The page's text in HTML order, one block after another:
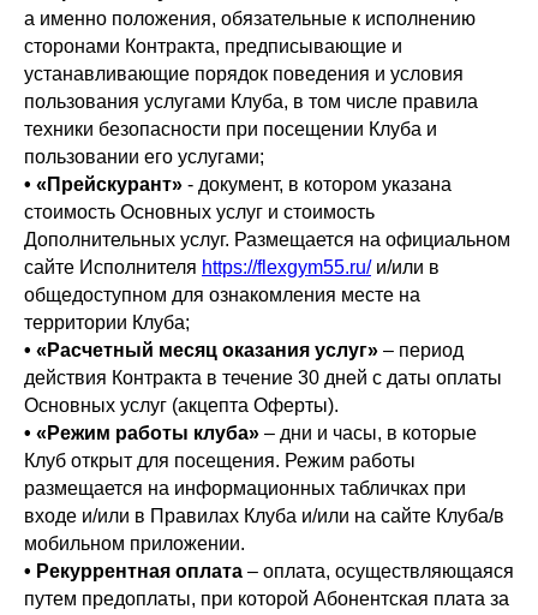
а именно положения, обязательные к исполнению
сторонами Контракта, предписывающие и
устанавливающие порядок поведения и условия
пользования услугами Клуба, в том числе правила
техники безопасности при посещении Клуба и
пользовании его услугами;
• «Прейскурант» - документ, в котором указана
стоимость Основных услуг и стоимость
Дополнительных услуг. Размещается на официальном
сайте Исполнителя https://flexgym55.ru/и/или в
общедоступном для ознакомления месте на
территории Клуба;
• «Расчетный месяц оказания услуг» – период
действия Контракта в течение 30 дней с даты оплаты
Основных услуг (акцепта Оферты).
• «Режим работы клуба» – дни и часы, в которые
Клуб открыт для посещения. Режим работы
размещается на информационных табличках при
входе и/или в Правилах Клуба и/или на сайте Клуба/в
мобильном приложении.
• Рекуррентная оплата – оплата, осуществляющаяся
путем предоплаты, при которой Абонентская плата за